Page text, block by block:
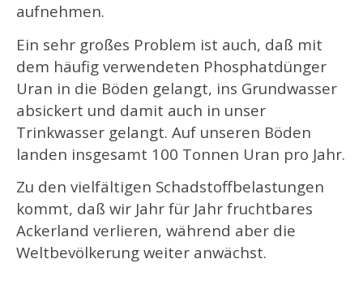
aufnehmen.
Ein sehr großes Problem ist auch, daß mit
dem häufig verwendeten Phosphatdünger
Uran in die Böden gelangt, ins Grundwasser
absickert und damit auch in unser
Trinkwasser gelangt. Auf unseren Böden
landen insgesamt 100 Tonnen Uran pro Jahr.
Zu den vielfältigen Schadstoffbelastungen
kommt, daß wir Jahr für Jahr fruchtbares
Ackerland verlieren, während aber die
Weltbevölkerung weiter anwächst.